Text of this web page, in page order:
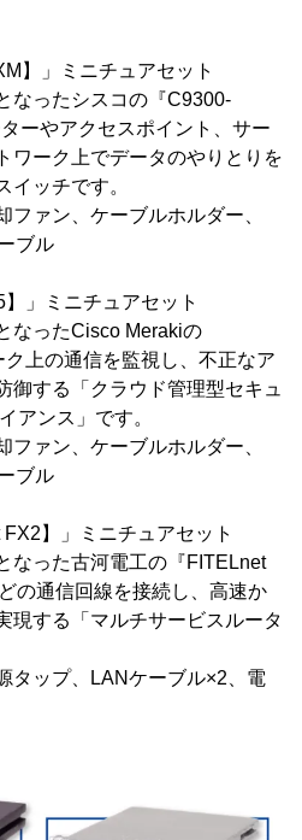
】」ミニチュアセット
なったシスコの『C9300-
ーやアクセスポイント、サー
ワーク上でデータのやりとりを
イッチです。
ファン、ケーブルホルダー、
ブル
」ミニチュアセット
なったCisco Merakiの
ク上の通信を監視し、不正なア
御する「クラウド管理型セキュ
アンス」です。
ファン、ケーブルホルダー、
ブル
】」ミニチュアセット
なった古河電工の『FITELnet
の通信回線を接続し、高速か
現する「マルチサービスルータ
タップ、LANケーブル×2、電